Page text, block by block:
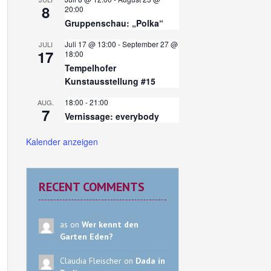
8
20:00
Gruppenschau: „Polka“
JULI
17
Juli 17 @ 13:00 -September 27 @
18:00
Tempelhofer
Kunstausstellung #15
AUG.
7
18:00 -21:00
Vernissage: everybody
Kalender anzeigen
RECENT COMMENTS
as on Wer kennt den
Garten Eden?
Claudia Fleischer on Dada in